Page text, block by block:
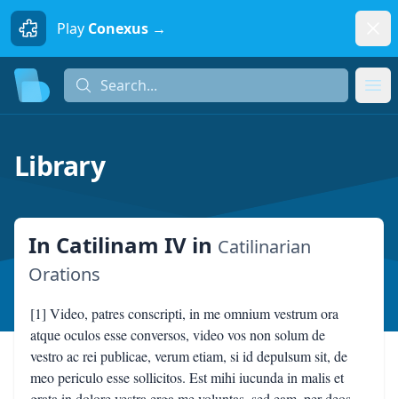
Play Conexus →
Search...
Library
In Catilinam IV in Catilinarian
Orations
[1] Video, patres conscripti, in me omnium vestrum ora
atque oculos esse conversos, video vos non solum de
vestro ac rei publicae, verum etiam, si id depulsum sit, de
meo periculo esse sollicitos. Est mihi iucunda in malis et